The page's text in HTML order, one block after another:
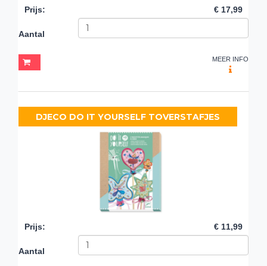
Prijs: € 17,99
Aantal
MEER INFO
DJECO DO IT YOURSELF TOVERSTAFJES
Prijs: € 11,99
Aantal